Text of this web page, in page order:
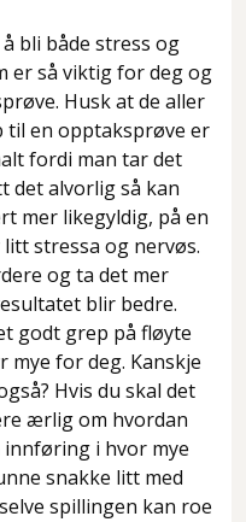
bli både stress og
er så viktig for deg og
Husk at de aller
til en opptaksprøve er
fordi man tar det
det alvorlig så kan
mer likegyldig, på en
stressa og nervøs.
og ta det mer
blir bedre.
godt grep på fløyte
for deg. Kanskje
Hvis du skal det
ærlig om hvordan
i hvor mye
snakke litt med
spillingen kan roe